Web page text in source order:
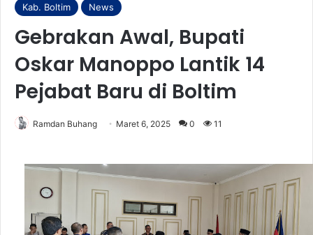
Kab. Boltim News
Gebrakan Awal, Bupati
Oskar Manoppo Lantik 14
Pejabat Baru di Boltim
Ramdan Buhang Maret 6, 2025 0 11